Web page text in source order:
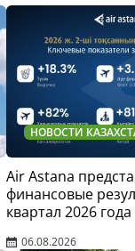
НОВОСТИ
Air Astana
финансовые
квартал 2026 года
06.08.2026